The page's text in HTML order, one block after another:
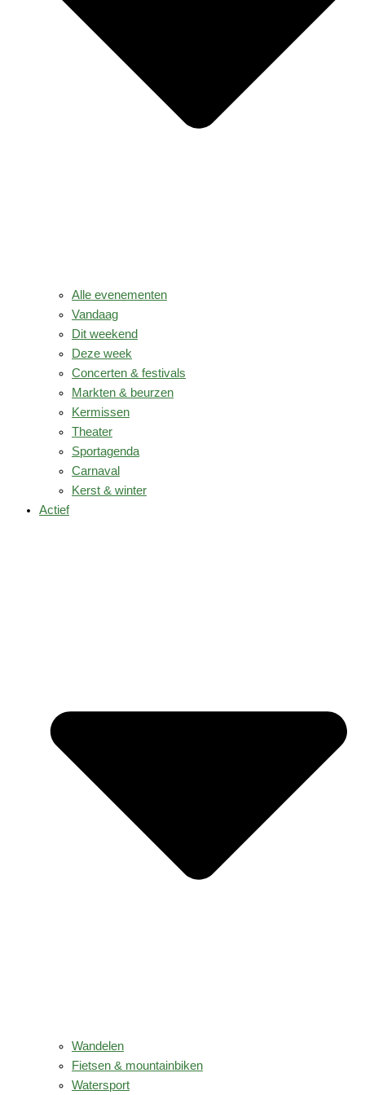
Alle evenementen
Vandaag
Dit weekend
Deze week
Concerten & festivals
Markten & beurzen
Kermissen
Theater
Sportagenda
Carnaval
Kerst & winter
Actief
Wandelen
Fietsen & mountainbiken
Watersport